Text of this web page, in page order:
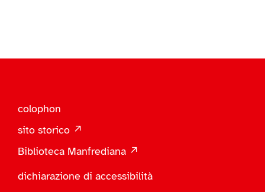
colophon
sito storico ↗
Biblioteca Manfrediana ↗
dichiarazione di accessibilità